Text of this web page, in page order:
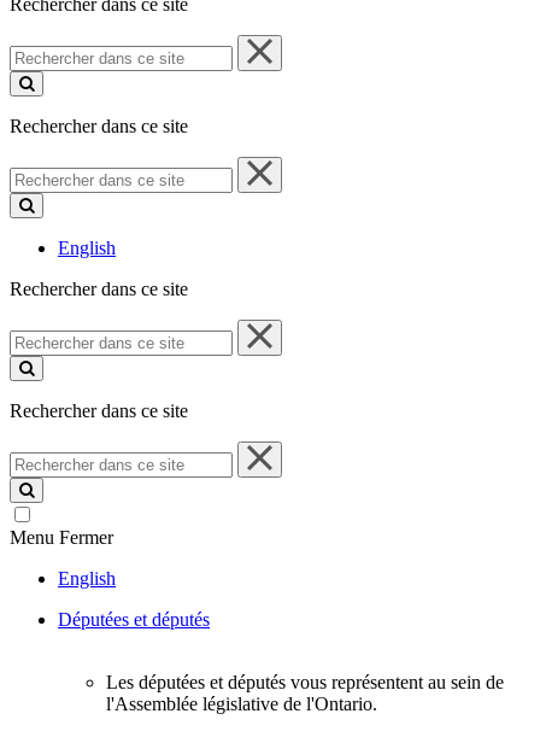
Rechercher dans ce site
Rechercher
dans
ce
Rechercher dans ce site
Rechercher
dans
ce
English
Rechercher dans ce site
Rechercher
dans
ce
Rechercher dans ce site
Rechercher
dans
ce
site
Menu Fermer
English
Députées et députés
Les députées et députés vous représentent au sein de
l'Assemblée législative de l'Ontario.